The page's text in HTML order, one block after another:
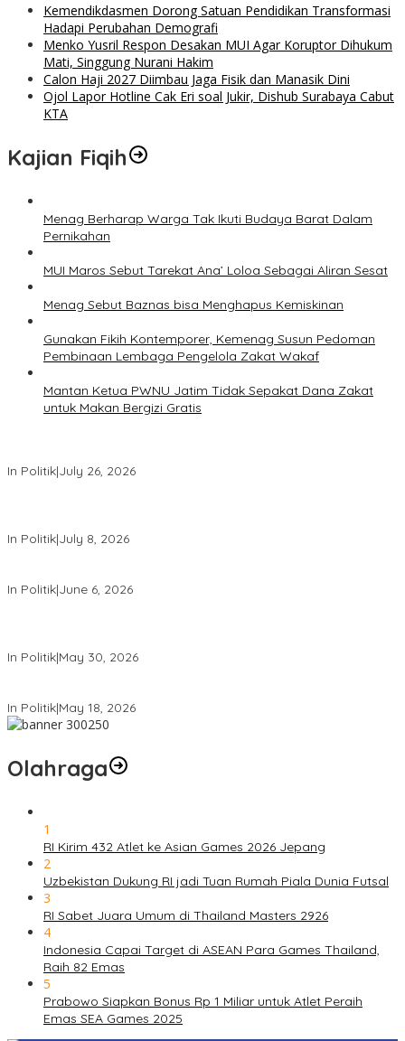
Kemendikdasmen Dorong Satuan Pendidikan Transformasi
Hadapi Perubahan Demografi
Menko Yusril Respon Desakan MUI Agar Koruptor Dihukum
Mati, Singgung Nurani Hakim
Calon Haji 2027 Diimbau Jaga Fisik dan Manasik Dini
Ojol Lapor Hotline Cak Eri soal Jukir, Dishub Surabaya Cabut
KTA
Kajian Fiqih
Menag Berharap Warga Tak Ikuti Budaya Barat Dalam
Pernikahan
MUI Maros Sebut Tarekat Ana’ Loloa Sebagai Aliran Sesat
Menag Sebut Baznas bisa Menghapus Kemiskinan
Gunakan Fikih Kontemporer, Kemenag Susun Pedoman
Pembinaan Lembaga Pengelola Zakat Wakaf
Mantan Ketua PWNU Jatim Tidak Sepakat Dana Zakat
untuk Makan Bergizi Gratis
In Politik|July 26, 2026
In Politik|July 8, 2026
In Politik|June 6, 2026
In Politik|May 30, 2026
In Politik|May 18, 2026
Olahraga
1
RI Kirim 432 Atlet ke Asian Games 2026 Jepang
2
Uzbekistan Dukung RI jadi Tuan Rumah Piala Dunia Futsal
3
RI Sabet Juara Umum di Thailand Masters 2926
4
Indonesia Capai Target di ASEAN Para Games Thailand,
Raih 82 Emas
5
Prabowo Siapkan Bonus Rp 1 Miliar untuk Atlet Peraih
Emas SEA Games 2025